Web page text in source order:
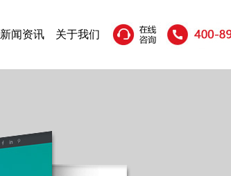
新闻资讯 关于我们